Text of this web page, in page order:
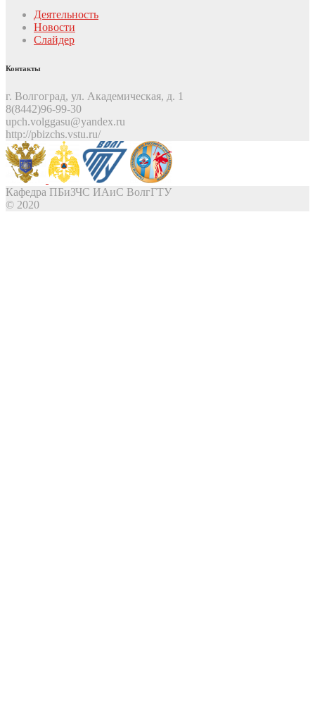
Деятельность
Новости
Слайдер
Контакты
г. Волгоград, ул. Академическая, д. 1
8(8442)96-99-30
upch.volggasu@yandex.ru
http://pbizchs.vstu.ru/
Кафедра ПБиЗЧС ИАиС ВолгГТУ
© 2020